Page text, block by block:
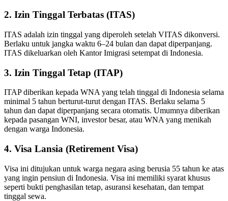
2. Izin Tinggal Terbatas (ITAS)
ITAS adalah izin tinggal yang diperoleh setelah VITAS dikonversi.
Berlaku untuk jangka waktu 6–24 bulan dan dapat diperpanjang.
ITAS dikeluarkan oleh Kantor Imigrasi setempat di Indonesia.
3. Izin Tinggal Tetap (ITAP)
ITAP diberikan kepada WNA yang telah tinggal di Indonesia selama
minimal 5 tahun berturut-turut dengan ITAS. Berlaku selama 5
tahun dan dapat diperpanjang secara otomatis. Umumnya diberikan
kepada pasangan WNI, investor besar, atau WNA yang menikah
dengan warga Indonesia.
4. Visa Lansia (Retirement Visa)
Visa ini ditujukan untuk warga negara asing berusia 55 tahun ke atas
yang ingin pensiun di Indonesia. Visa ini memiliki syarat khusus
seperti bukti penghasilan tetap, asuransi kesehatan, dan tempat
tinggal sewa.